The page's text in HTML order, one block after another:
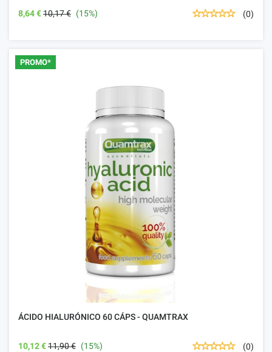
8,64 €10,17 € (15%) (0)
PROMO*
ÁCIDO HIALURÓNICO 60 CÁPS - QUAMTRAX
10,12 €11,90 € (15%) (0)